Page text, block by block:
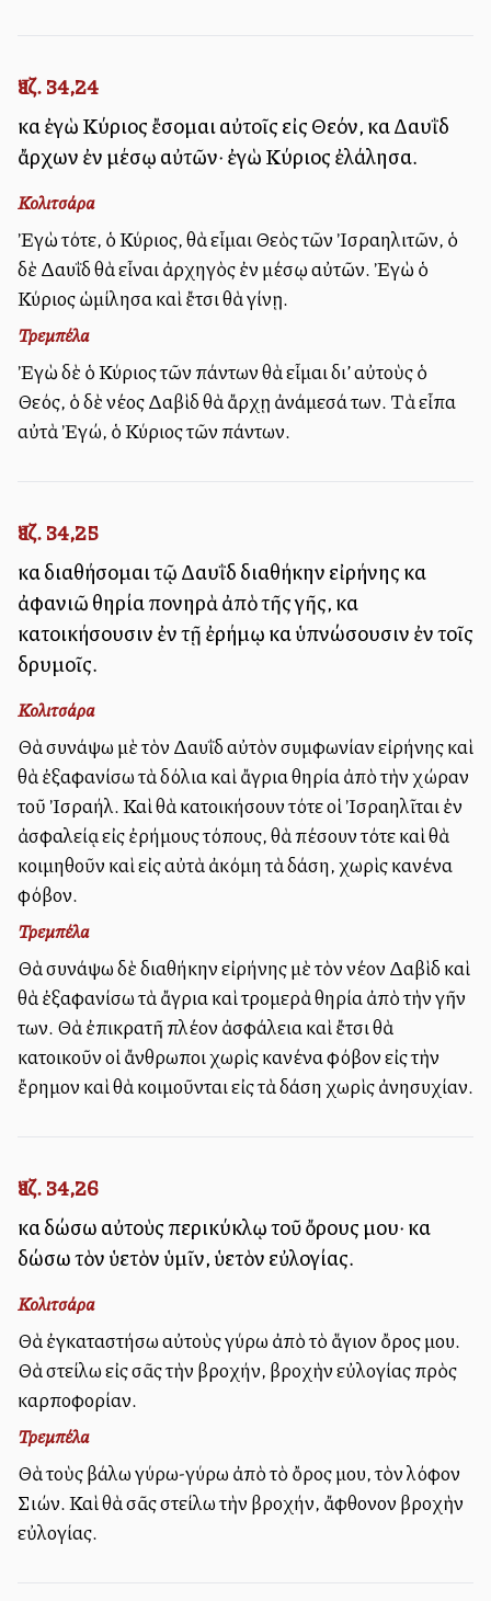
Ἰεζ. 34,24
καὶ ἐγὼ Κύριος ἔσομαι αὐτοῖς εἰς Θεόν, καὶ Δαυῒδ
ἄρχων ἐν μέσῳ αὐτῶν· ἐγὼ Κύριος ἐλάλησα.
Κολιτσάρα
Ἐγὼ τότε, ὁ Κύριος, θὰ εἶμαι Θεὸς τῶν Ἰσραηλιτῶν, ὁ
δὲ Δαυῒδ θὰ εἶναι ἀρχηγὸς ἐν μέσῳ αὐτῶν. Ἐγὼ ὁ
Κύριος ὡμίλησα καὶ ἔτσι θὰ γίνῃ.
Τρεμπέλα
Ἐγὼ δὲ ὁ Κύριος τῶν πάντων θὰ εἶμαι δι’ αὐτοὺς ὁ
Θεός, ὁ δὲ νέος Δαβὶδ θὰ ἄρχῃ ἀνάμεσά των. Τὰ εἶπα
αὐτὰ Ἐγώ, ὁ Κύριος τῶν πάντων.
Ἰεζ. 34,25
καὶ διαθήσομαι τῷ Δαυῒδ διαθήκην εἰρήνης καὶ
ἀφανιῶ θηρία πονηρὰ ἀπὸ τῆς γῆς, καὶ
κατοικήσουσιν ἐν τῇ ἐρήμῳ καὶ ὑπνώσουσιν ἐν τοῖς
δρυμοῖς.
Κολιτσάρα
Θὰ συνάψω μὲ τὸν Δαυῒδ αὐτὸν συμφωνίαν εἰρήνης καὶ
θὰ ἐξαφανίσω τὰ δόλια καὶ ἄγρια θηρία ἀπὸ τὴν χώραν
τοῦ Ἰσραήλ. Καὶ θὰ κατοικήσουν τότε οἱ Ἰσραηλῖται ἐν
ἀσφαλείᾳ εἰς ἐρήμους τόπους, θὰ πέσουν τότε καὶ θὰ
κοιμηθοῦν καὶ εἰς αὐτὰ ἀκόμη τὰ δάση, χωρὶς κανένα
φόβον.
Τρεμπέλα
Θὰ συνάψω δὲ διαθήκην εἰρήνης μὲ τὸν νέον Δαβὶδ καὶ
θὰ ἐξαφανίσω τὰ ἄγρια καὶ τρομερὰ θηρία ἀπὸ τὴν γῆν
των. Θὰ ἐπικρατῆ πλέον ἀσφάλεια καὶ ἔτσι θὰ
κατοικοῦν οἱ ἄνθρωποι χωρὶς κανένα φόβον εἰς τὴν
ἔρημον καὶ θὰ κοιμοῦνται εἰς τὰ δάση χωρὶς ἀνησυχίαν.
Ἰεζ. 34,26
καὶ δώσω αὐτοὺς περικύκλῳ τοῦ ὄρους μου· καὶ
δώσω τὸν ὑετὸν ὑμῖν, ὑετὸν εὐλογίας.
Κολιτσάρα
Θὰ ἐγκαταστήσω αὐτοὺς γύρω ἀπὸ τὸ ἅγιον ὄρος μου.
Θὰ στείλω εἰς σᾶς τὴν βροχήν, βροχὴν εὐλογίας πρὸς
καρποφορίαν.
Τρεμπέλα
Θὰ τοὺς βάλω γύρω-γύρω ἀπὸ τὸ ὄρος μου, τὸν λόφον
Σιών. Καὶ θὰ σᾶς στείλω τὴν βροχήν, ἄφθονον βροχὴν
εὐλογίας.